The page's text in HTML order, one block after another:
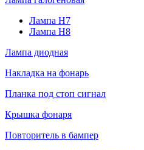
Лампа H7
Лампа H8
Лампа диодная
Накладка на фонарь
Планка под стоп сигнал
Крышка фонаря
Повторитель в бампер